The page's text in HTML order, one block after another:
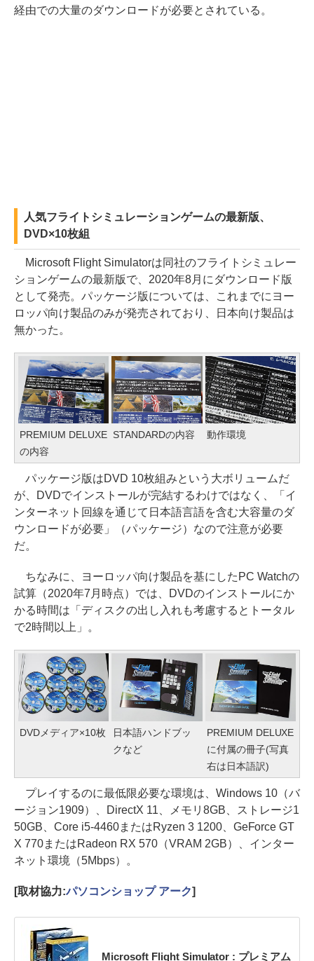
経由での大量のダウンロードが必要とされている。
人気フライトシミュレーションゲームの最新版、
DVD×10枚組
Microsoft Flight Simulatorは同社のフライトシミュレー
ションゲームの最新版で、2020年8月にダウンロード版
として発売。パッケージ版については、これまでにヨー
ロッパ向け製品のみが発売されており、日本向け製品は
無かった。
PREMIUM DELUXE
の内容
STANDARDの内容 動作環境
パッケージ版はDVD 10枚組みという大ボリュームだ
が、DVDでインストールが完結するわけではなく、「イ
ンターネット回線を通じて日本語言語を含む大容量のダ
ウンロードが必要」（パッケージ）なので注意が必要
だ。
ちなみに、ヨーロッパ向け製品を基にしたPC Watchの
試算（2020年7月時点）では、DVDのインストールにか
かる時間は「ディスクの出し入れも考慮するとトータル
で2時間以上」。
DVDメディア×10枚
日本語ハンドブッ
クなど
PREMIUM DELUXE
に付属の冊子(写真
右は日本語訳)
プレイするのに最低限必要な環境は、Windows 10（バ
ージョン1909）、DirectX 11、メモリ8GB、ストレージ1
50GB、Core i5-4460またはRyzen 3 1200、GeForce GT
X 770またはRadeon RX 570（VRAM 2GB）、インター
ネット環境（5Mbps）。
[取材協力:パソコンショップ アーク]
Microsoft Flight Simulator : プレミアム